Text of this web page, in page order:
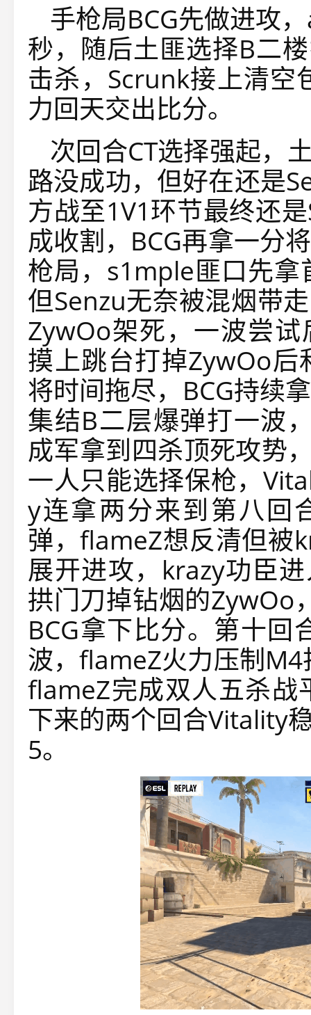
手枪局BCG先做进攻
秒，随后土匪选择B二
击杀，Scrunk接上清空
力回天交出比分。
次回合CT选择强起，
路没成功，但好在还是
方战至1V1环节最终还
成收割，BCG再拿一分
枪局，s1mple匪口先拿
但Senzu无奈被混烟带
ZywOo架死，一波尝
摸上跳台打掉ZywOo
将时间拖尽，BCG持续
集结B二层爆弹打一波
成军拿到四杀顶死攻势
一人只能选择保枪，
y连拿两分来到第八回
弹，flameZ想反清但被
展开进攻，krazy功臣
拱门刀掉钻烟的ZywOo
BCG拿下比分。第十回
波，flameZ火力压制
flameZ完成双人五杀战
下来的两个回合Vitality
5。